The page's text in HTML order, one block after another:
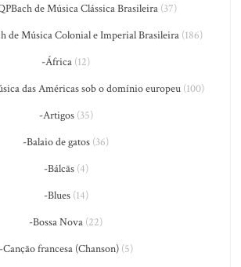
de Música Clássica Brasileira (37)
de Música Colonial e Imperial Brasileira (186)
-África (12)
das Américas sob o domínio europeu(100)
-Artigos(35)
-Balaio de gatos (36)
-Bálcãs(4)
-Blues(14)
-Bossa Nova (22)
-Canção francesa (Chanson)(5)